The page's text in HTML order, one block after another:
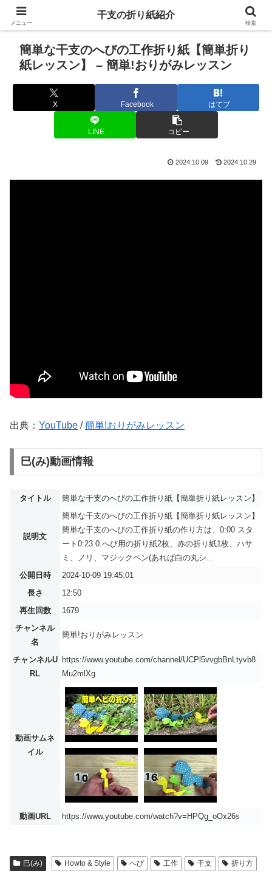
簡単な干支のへびの工作折り紙【簡単折り
紙レッスン】 – 簡単!おりがみレッスン
X Facebook はてブ
LINE コピー
2024.10.09 2024.10.29
出典： YouTube /簡単!おりがみレッスン
巳(み)動画情報
タイトル 簡単な干支のへびの工作折り紙【簡単折り紙レッスン】
説明文
簡単な干支のへびの工作折り紙【簡単折り紙レッスン】
簡単な干支のへびの工作折り紙の作り方は、0:00 スタ
ート0:23 0.へび用の折り紙2枚、赤の折り紙1枚、ハサ
ミ、ノリ、マジックペン(あれば白の丸シ...
公開日時
2024-10-09 19:45:01
長さ
12:50
再生回数
1679
チャンネル
名
簡単!おりがみレッスン
チャンネルU
RL
https://www.youtube.com/channel/UCPl5vvgbBnLtyvb8
Mu2mlXg
動画サムネ
イル
動画URL https://www.youtube.com/watch?v=HPQg_oOx26s
巳(み) Howto & Style へび 工作 干支
折り方
メニュー
干支の折り紙紹介
検索